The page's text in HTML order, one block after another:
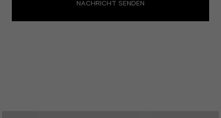
NACHRICHT SENDEN